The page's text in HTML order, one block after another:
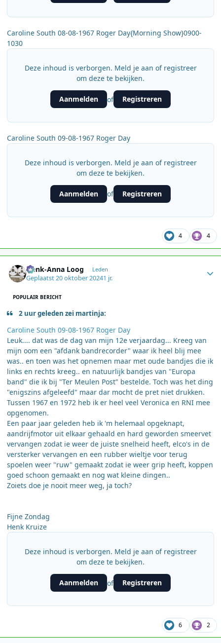
Caroline South 08-08-1967 Roger Day{Morning Show}0900-
1030
Deze inhoud is verborgen. Meld je aan of registreer
om deze te bekijken.
Aanmelden of Registreren
Caroline South 09-08-1967 Roger Day
Deze inhoud is verborgen. Meld je aan of registreer
om deze te bekijken.
Aanmelden of Registreren
4 4
Henk-Anna Loog Leden
Geplaatst20 oktober 20241 jr.
POPULAIR BERICHT
2 uur geleden zei martinja:
Caroline South 09-08-1967 Roger Day
Leuk.... dat was de dag van mijn 12e verjaardag... Kreeg van
mijn oom een "afdank bandrecorder" waar ik heel blij mee
was.. en toen was het opnemen maar met oude bandjes die ik
links en rechts kreeg.. en natuurlijk bandjes van "Europa
band" die ik bij "Ter Meulen Post" bestelde. Toch was het ding
"enigszins afgeleefd" maar dar mocht de pret niet drukken.
Tussen 1967 en 1972 heb ik er heel veel Veronica en RNI mee
opgenomen.
Een paar jaar geleden heb ik 'm helemaal opgeknapt,
aandrijfmotor uit elkaar gehaald en hard geworden smeervet
vervangen zodat ie weer de juiste snelheid heeft, elco's in de
versterker vervangen en een rubber wieltje voor terug
spoelen weer "ruw" gemaakt zodat ie weer grip heeft, koppen
goed schoon gemaakt en nog wat kleine dingen..
Zoiets doe je nooit meer weg, ja toch?
Fijne Zondag
Henk Kruize
Deze inhoud is verborgen. Meld je aan of registreer
om deze te bekijken.
Aanmelden of Registreren
6 2